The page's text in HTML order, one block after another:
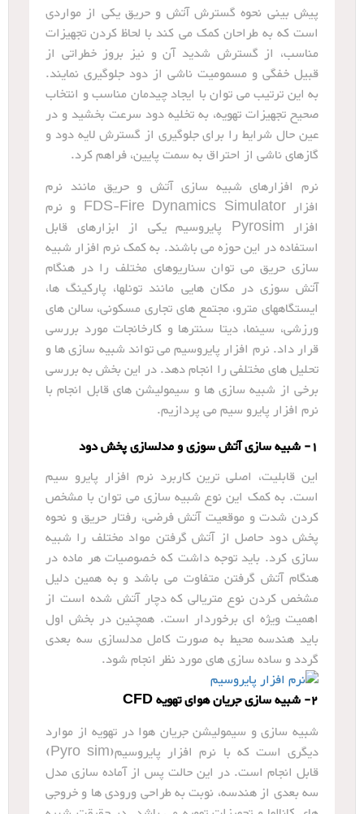
پیش بینی نحوه گسترش آتش و حریق یکی از مواردی
است که به طراحان کمک می کند با لحاظ کردن تجهیزات
مناسب، از گسترش شدید آن و نیز بروز خطراتی از
قبیل خفگی و مسمومیت ناشی از دود جلوگیری نمایند.
به این ترتیب می توان با ایجاد چیدمان مناسب و انتخاب
صحیح تجهیزات تهویه، به تخلیه دود سرعت بخشید و در
عین حال شرایط را برای جلوگیری از گسترش لایه دود و
گازهای ناشی از احتراق به سمت پایین، فراهم کرد.
نرم افزارهای شبیه سازی آتش و حریق مانند نرم
افزار FDS-Fire Dynamics Simulator و نرم
افزار Pyrosim پایروسیم یکی از ابزارهای قابل
استفاده در این حوزه می باشند. به کمک نرم افزار شبیه
سازی حریق می توان سناریوهای مختلف را در هنگام
آتش سوزی در مکان هایی مانند تونلها، پارکینگ ها،
ایستگاههای مترو، مجتمع های تجاری مسکونی، سالن های
ورزشی، سینما، دیتا سنترها و کارخانجات مورد بررسی
قرار داد. نرم افزار پایروسیم می تواند شبیه سازی ها و
تحلیل های مختلفی را انجام دهد. در این بخش به بررسی
برخی از شبیه سازی ها و سیمولیشن های قابل انجام با
نرم افزار پایرو سیم می پردازیم.
1- شبیه سازی آتش سوزی و مدلسازی پخش دود
این قابلیت، اصلی ترین کاربرد نرم افزار پایرو سیم
است. به کمک این نوع شبیه سازی می توان با مشخص
کردن شدت و موقعیت آتش فرضی، رفتار حریق و نحوه
پخش دود حاصل از آتش گرفتن مواد مختلف را شبیه
سازی کرد. باید توجه داشت که خصوصیات هر ماده در
هنگام آتش گرفتن متفاوت می باشد و به همین دلیل
مشخص کردن نوع متریالی که دچار آتش شده است از
اهمیت ویژه ای برخوردار است. همچنین در بخش اول
باید هندسه محیط به صورت کامل مدلسازی سه بعدی
گردد و ساده سازی های مورد نظر انجام شود.
2- شبیه سازی جریان هوای تهویه CFD
شبیه سازی و سیمولیشن جریان هوا در تهویه از موارد
دیگری است که با نرم افزار پایروسیم(Pyro sim)
قابل انجام است. در این حالت پس از آماده سازی مدل
سه بعدی از هندسه، نوبت به طراحی ورودی ها و خروجی